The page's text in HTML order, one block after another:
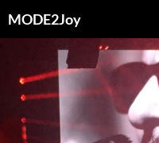
doMODE2Joy